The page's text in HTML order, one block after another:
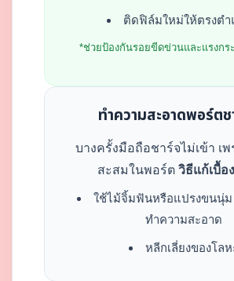
ติดฟิล์มใหม่ให้ตรงตำ
*ช่วยป้องกันรอยขีดข่วนและแรงกร
ทำความสะอาดพอร์ตช
บางครั้งมือถือชาร์จไม่เข้า เ
สะสมในพอร์ต วิธีแก้เบื้อ
ใช้ไม้จิ้มฟันหรือแปรงขนนุ่ม
ทำความสะอาด
หลีกเลี่ยงของโลห